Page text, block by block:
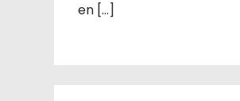
en […]